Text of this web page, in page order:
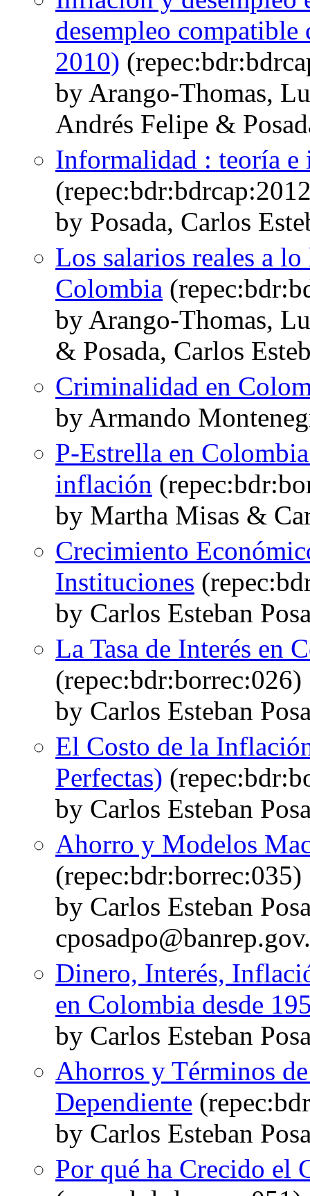
desempleo
2010)
by Arango-Thomas,
Andrés Felipe &
Informalidad : teoría
by Posada, Carlos
Los salarios reales a
Colombia
by Arango-Thomas,
& Posada, Carlos
Criminalidad en
by Armando
P-Estrella en
inflación
by Martha Misas &
Crecimiento
Instituciones
by Carlos Esteban
La Tasa de Interés en
(repec:bdr:borrec:026)
by Carlos Esteban
El Costo de la
Perfectas)
by Carlos Esteban
Ahorro y Modelos
(repec:bdr:borrec:035)
by Carlos Esteban
Dinero, Interés,
en Colombia desde
by Carlos Esteban
Ahorros y Términos
Dependiente
by Carlos Esteban
Por qué ha Crecido el